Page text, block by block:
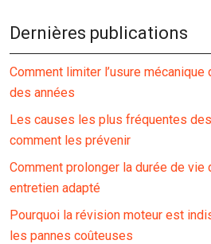
Dernières publications
Comment limiter l’usure
des années
Les causes les plus fréquentes
comment les prévenir
Comment prolonger la durée de vie
entretien adapté
Pourquoi la révision moteur est
les pannes coûteuses